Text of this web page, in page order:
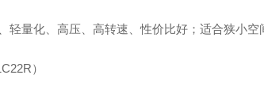
轻量化、高压、高转速、性价比好；适合狭小空
）